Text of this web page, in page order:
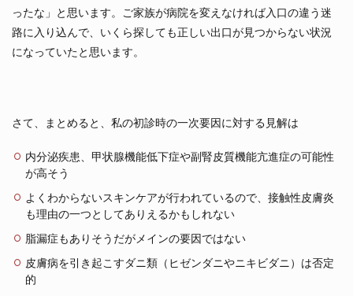
ったな」と思います。ご家族が病院を変えなければ入口の違う迷
路に入り込んで、いくら探しても正しい出口が見つからない状況
になっていたと思います。
さて、まとめると、私の初診時の一次要因に対する見解は
内分泌疾患、甲状腺機能低下症や副腎皮質機能亢進症の可能性
が高そう
よくわからないスキンケアが行われているので、接触性皮膚炎
も理由の一つとしてありえるかもしれない
脂漏症もありそうだがメインの要因ではない
皮膚病を引き起こすダニ類（ヒゼンダニやニキビダニ）は否定
的